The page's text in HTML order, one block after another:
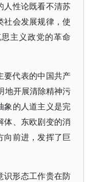
人性论既看不清苏
社会发展规律，使
主义政党的革命
要代表的中国共产
地开展清除精神污
象的人道主义是完
体、东欧剧变的消
向前进，发挥了巨
识形态工作贵在防